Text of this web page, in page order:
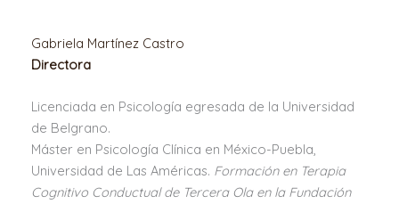
Gabriela Martínez Castro
Directora
Licenciada en Psicología egresada de la Universidad
de Belgrano.
Máster en Psicología Clínica en México-Puebla,
Universidad de Las Américas. Formación en Terapia
Cognitivo Conductual de Tercera Ola en la Fundación